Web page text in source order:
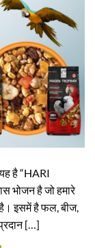
है “HARI
भोजन है जो हमारे
है। इसमें है फल, बीज,
[…]